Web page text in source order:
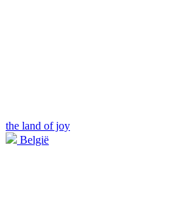
the land of joy
België